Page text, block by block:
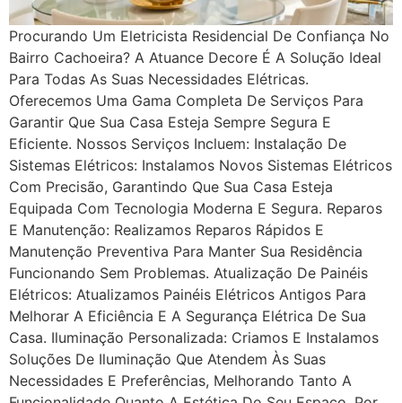
Procurando Um Eletricista Residencial De Confiança No
Bairro Cachoeira? A Atuance Decore É A Solução Ideal
Para Todas As Suas Necessidades Elétricas.
Oferecemos Uma Gama Completa De Serviços Para
Garantir Que Sua Casa Esteja Sempre Segura E
Eficiente. Nossos Serviços Incluem: Instalação De
Sistemas Elétricos: Instalamos Novos Sistemas Elétricos
Com Precisão, Garantindo Que Sua Casa Esteja
Equipada Com Tecnologia Moderna E Segura. Reparos
E Manutenção: Realizamos Reparos Rápidos E
Manutenção Preventiva Para Manter Sua Residência
Funcionando Sem Problemas. Atualização De Painéis
Elétricos: Atualizamos Painéis Elétricos Antigos Para
Melhorar A Eficiência E A Segurança Elétrica De Sua
Casa. Iluminação Personalizada: Criamos E Instalamos
Soluções De Iluminação Que Atendem Às Suas
Necessidades E Preferências, Melhorando Tanto A